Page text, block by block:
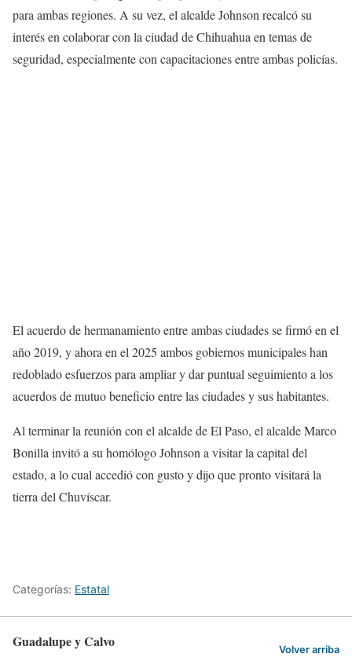
para ambas regiones. A su vez, el alcalde Johnson recalcó su
interés en colaborar con la ciudad de Chihuahua en temas de
seguridad, especialmente con capacitaciones entre ambas policías.
El acuerdo de hermanamiento entre ambas ciudades se firmó en el
año 2019, y ahora en el 2025 ambos gobiernos municipales han
redoblado esfuerzos para ampliar y dar puntual seguimiento a los
acuerdos de mutuo beneficio entre las ciudades y sus habitantes.
Al terminar la reunión con el alcalde de El Paso, el alcalde Marco
Bonilla invitó a su homólogo Johnson a visitar la capital del
estado, a lo cual accedió con gusto y dijo que pronto visitará la
tierra del Chuvíscar.
Categorías: Estatal
Guadalupe y Calvo Volver arriba